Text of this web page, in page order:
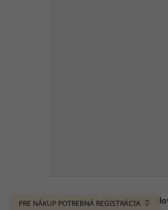
PRE NÁKUP POTREBNÁ REGISTRÁCIA
Copyright 2026SKARJA